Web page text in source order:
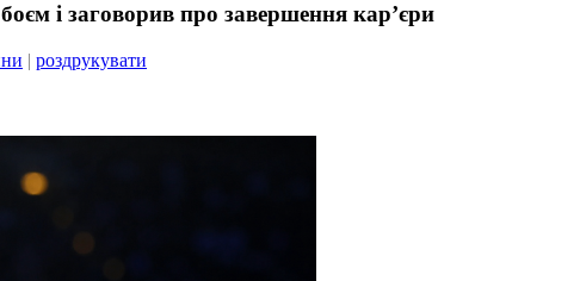
і заговорив про завершення кар’єри
| роздрукувати